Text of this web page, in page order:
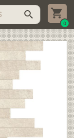
search
0